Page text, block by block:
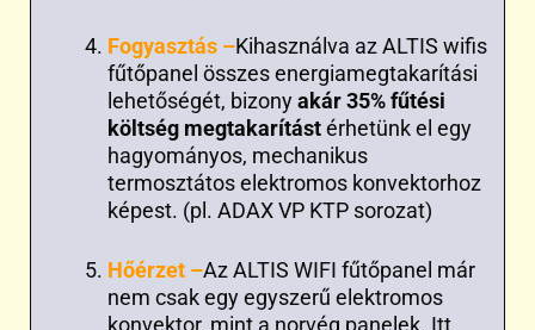
Fogyasztás –Kihasználva az ALTIS wifis
fűtőpanel összes energiamegtakarítási
lehetőségét, bizonyakár 35% fűtési
költség megtakarítástérhetünk el egy
hagyományos, mechanikus
termosztátos elektromos konvektorhoz
képest. (pl. ADAX VP KTP sorozat)
Hőérzet –Az ALTIS WIFI fűtőpanel már
nem csak egy egyszerű elektromos
konvektor, mint a norvég panelek. Itt